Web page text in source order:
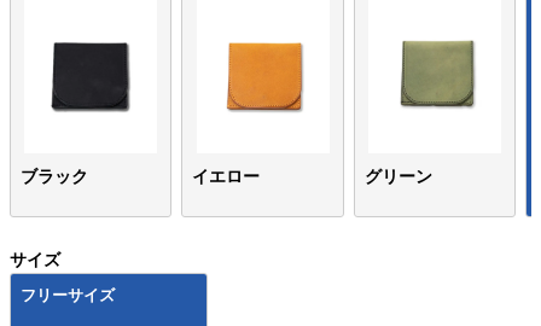
ブラック イエロー グリーン
サイズ
フリーサイズ